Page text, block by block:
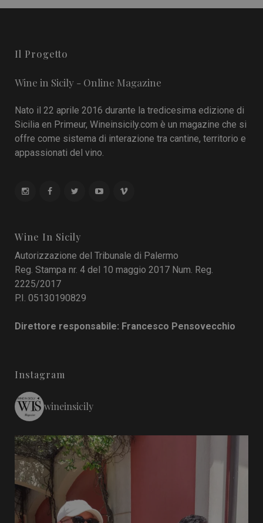
Il Progetto
Wine in Sicily - Online Magazine
Nato il 22 aprile 2016 durante la tredicesima edizione di
Sicilia en Primeur, Wineinsicily.com è un magazine che si
offre come sistema di interazione tra cantine, territorio e
appassionati del vino.
Wine In Sicily
Autorizzazione del Tribunale di Palermo
Reg. Stampa nr. 4 del 10 maggio 2017 Num. Reg.
2225/2017
P.I. 05130190829
Direttore responsabile: Francesco Pensovecchio
Instagram
wineinsicily